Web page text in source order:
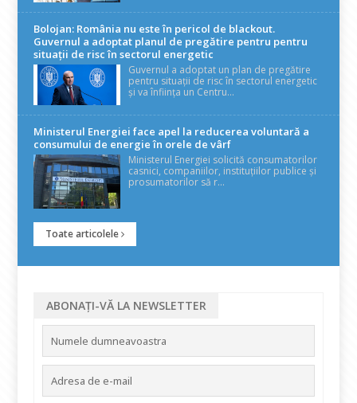
Bolojan: România nu este în pericol de blackout.
Guvernul a adoptat planul de pregătire pentru pentru
situații de risc în sectorul energetic
Guvernul a adoptat un plan de pregătire
pentru situații de risc în sectorul energetic
și va înființa un Centru...
Ministerul Energiei face apel la reducerea voluntară a
consumului de energie în orele de vârf
Ministerul Energiei solicită consumatorilor
casnici, companiilor, instituțiilor publice și
prosumatorilor să r...
Toate articolele
ABONAȚI-VĂ LA NEWSLETTER